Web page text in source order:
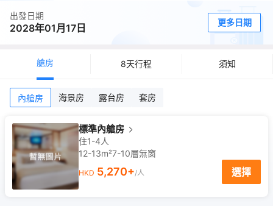
出發日期
2028年01月17日 更多日期
艙房 8天行程 須知
內艙房 海景房 露台房 套房
標準內艙房
住1-4人
12-13m²7-10層無窗
HKD 5,270+/人 選擇